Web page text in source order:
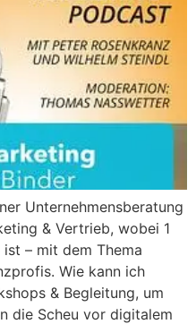
Unternehmensberatung
& Vertrieb, wobei 1
– mit dem Thema
Wie kann ich
& Begleitung, um
die Scheu vor digitalem